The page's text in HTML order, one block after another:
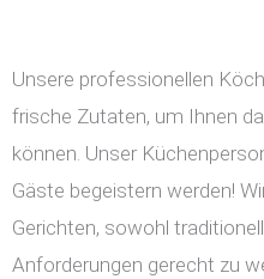
Unsere professionellen
frische Zutaten, um Ihnen
können. Unser
Gäste begeistern werden!
Gerichten, sowohl
Anforderungen gerecht zu